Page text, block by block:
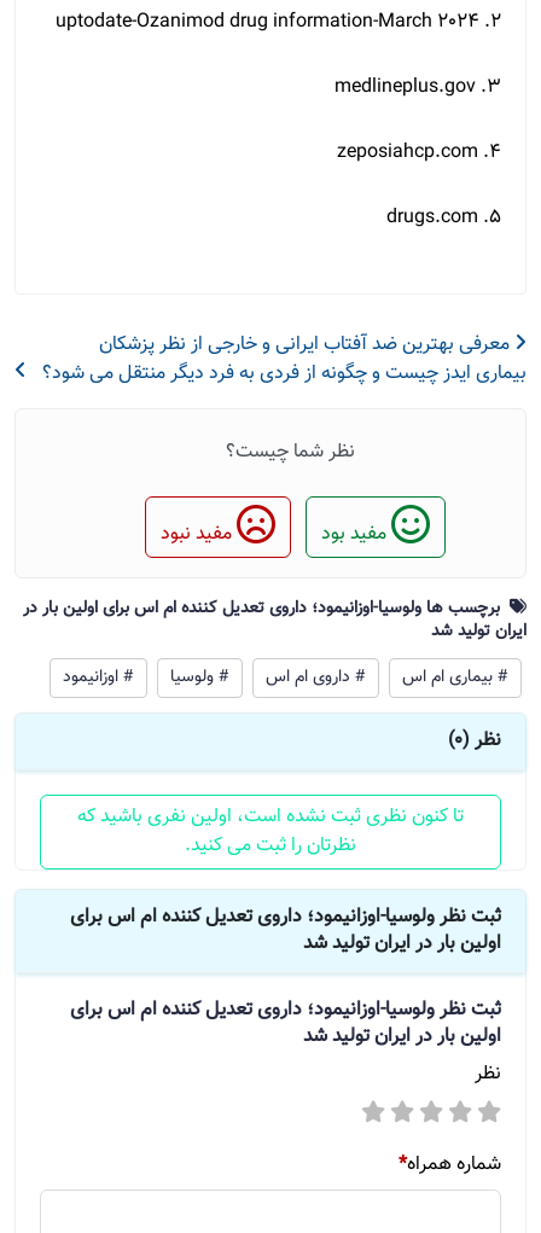
2. uptodate-Ozanimod drug information-March 2024
3. medlineplus.gov
4. zeposiahcp.com
5. drugs.com
معرفی بهترین ضد آفتاب ایرانی و خارجی از نظر پزشکان
بیماری ایدز چیست و چگونه از فردی به فرد دیگر منتقل می شود؟
نظر شما چیست؟
مفید بود مفید نبود
برچسب ها ولوسیا-اوزانیمود؛ داروی تعدیل کننده ام اس برای اولین بار در
ایران تولید شد
# بیماری ام اس
# داروی ام اس # ولوسیا # اوزانیمود
نظر (0)
تا کنون نظری ثبت نشده است، اولین نفری باشید که
نظرتان را ثبت می کنید.
ثبت نظر ولوسیا-اوزانیمود؛ داروی تعدیل کننده ام اس برای
اولین بار در ایران تولید شد
ثبت نظرولوسیا-اوزانیمود؛ داروی تعدیل کننده ام اس برای
اولین بار در ایران تولید شد
نظر
شماره همراه*